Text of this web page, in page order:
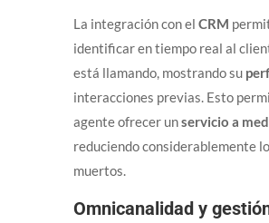
La integración con el CRM
identificar en tiempo real al
está llamando, mostrando su
interacciones previas. Esto
agente ofrecer unservicio a
reduciendo considerablemente
muertos.
Omnicanalidad y